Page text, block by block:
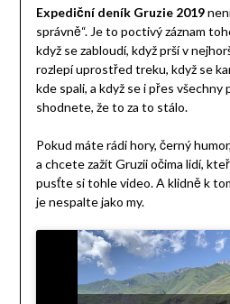
Expediční deník Gruzie 2019
správně“. Je to poctivý záznam
když se zabloudí, když prší v
rozlepí uprostřed treku, když se
kde spali, a když se i přes všechny
shodnete, že to za to stálo.
Pokud máte rádi hory, černý
a chcete zažít Gruzii očima lidí,
pusťte si tohle video. A klidně k
je nespalte jako my.